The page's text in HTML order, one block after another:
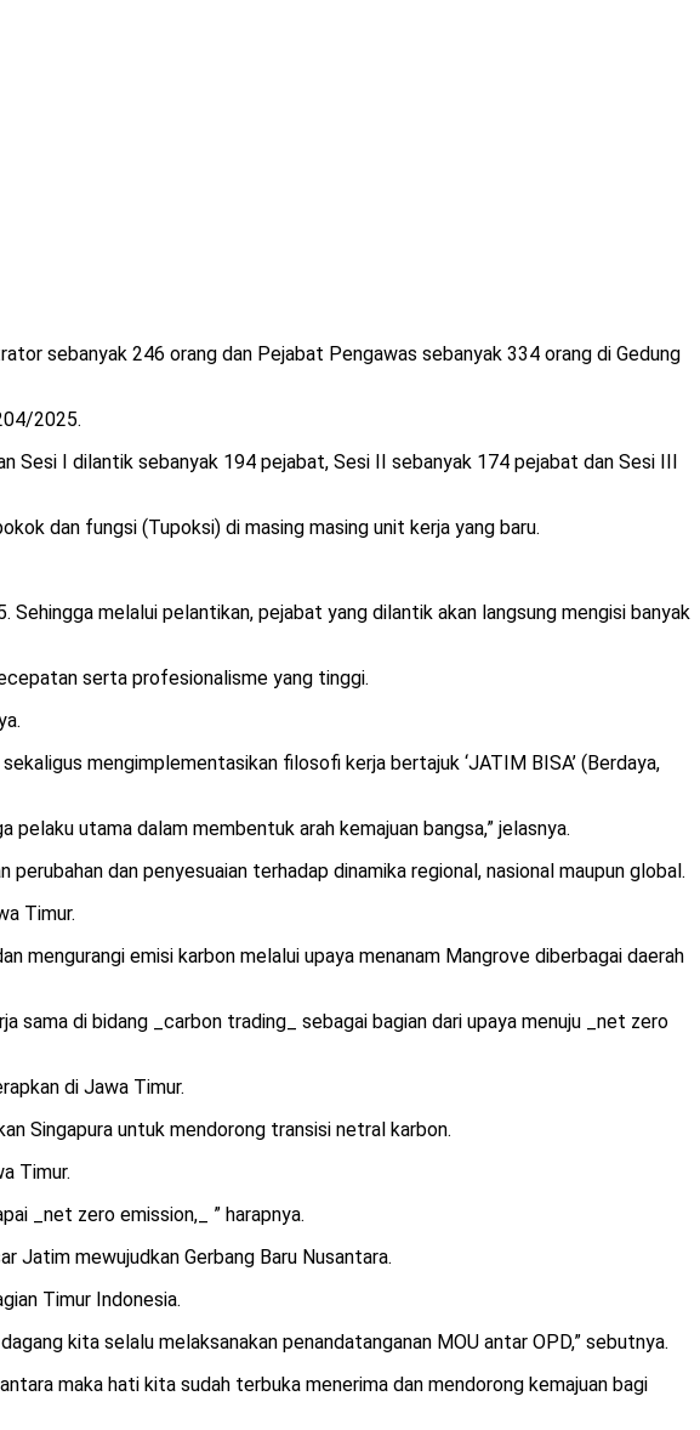
sebanyak 246 orang dan Pejabat Pengawas sebanyak 334 orang di Gedung
2025.
Sesi I dilantik sebanyak 194 pejabat, Sesi II sebanyak 174 pejabat dan Sesi III
dan fungsi (Tupoksi) di masing masing unit kerja yang baru.
melalui pelantikan, pejabat yang dilantik akan langsung mengisi banyak
serta profesionalisme yang tinggi.
mengimplementasikan filosofi kerja bertajuk ‘JATIM BISA’ (Berdaya,
utama dalam membentuk arah kemajuan bangsa,” jelasnya.
dan penyesuaian terhadap dinamika regional, nasional maupun global.
Timur.
mengurangi emisi karbon melalui upaya menanam Mangrove diberbagai daerah
sama di bidang _carbon trading_ sebagai bagian dari upaya menuju _net zero
di Jawa Timur.
Singapura untuk mendorong transisi netral karbon.
Timur.
_net zero emission,_ ” harapnya.
Jatim mewujudkan Gerbang Baru Nusantara.
Timur Indonesia.
kita selalu melaksanakan penandatanganan MOU antar OPD,” sebutnya.
maka hati kita sudah terbuka menerima dan mendorong kemajuan bagi